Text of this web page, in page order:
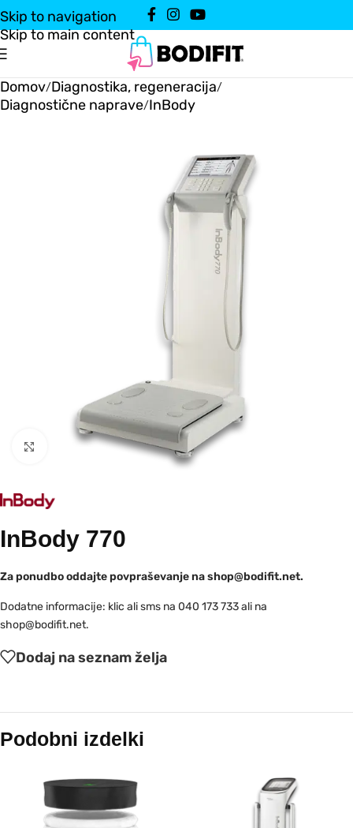
Skip to navigation
Skip to main content
Domov/Diagnostika, regeneracija/
Diagnostične naprave/InBody
Kliknite za povečavo
InBody 770
Za ponudbo oddajte povpraševanje na shop@bodifit.net.
Dodatne informacije: klic ali sms na 040 173 733 ali na
shop@bodifit.net.
Dodaj na seznam želja
Podobni izdelki